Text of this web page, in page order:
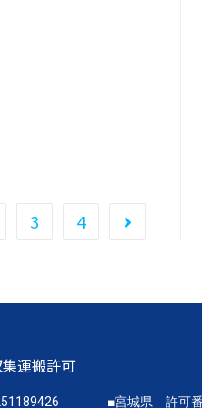
3 4
運搬許可
■宮城県 許可